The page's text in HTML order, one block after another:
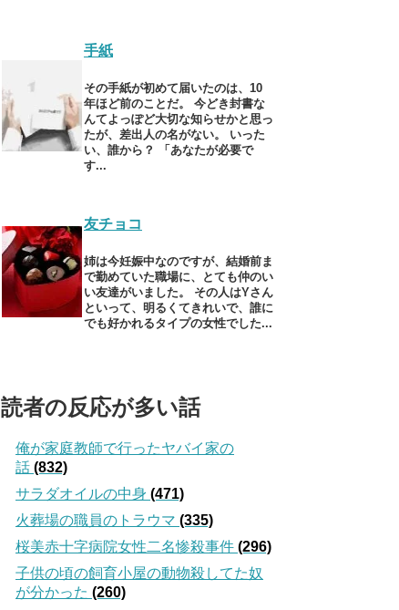
手紙
その手紙が初めて届いたのは、10
年ほど前のことだ。 今どき封書な
んてよっぽど大切な知らせかと思っ
たが、差出人の名がない。 いった
い、誰から？ 「あなたが必要で
す...
友チョコ
姉は今妊娠中なのですが、結婚前ま
で勤めていた職場に、とても仲のい
い友達がいました。 その人はYさん
といって、明るくてきれいで、誰に
でも好かれるタイプの女性でした...
読者の反応が多い話
俺が家庭教師で行ったヤバイ家の
話 (832)
サラダオイルの中身 (471)
火葬場の職員のトラウマ (335)
桜美赤十字病院女性二名惨殺事件 (296)
子供の頃の飼育小屋の動物殺してた奴
が分かった (260)